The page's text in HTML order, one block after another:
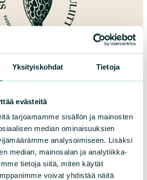
Yksityiskohdat Tietoja
evästeitä
tarjoamamme sisällön ja mainosten
median ominaisuuksien
analysoimiseen. Lisäksi
median, mainosalan ja analytiikka-
tietoja siitä, miten käytät
voivat yhdistää näitä
Lahjoita